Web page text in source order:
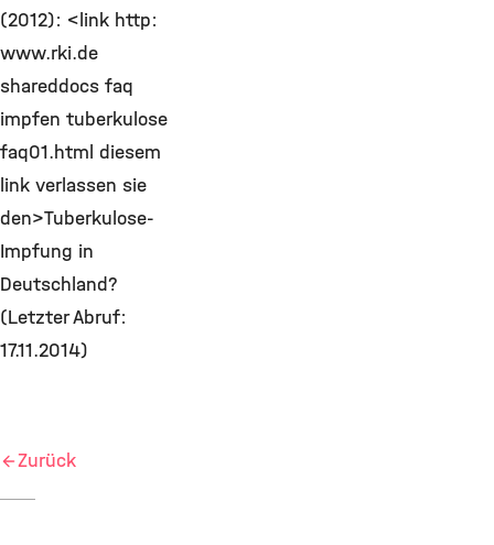
(2012): <link http:
www.rki.de
shareddocs faq
impfen tuberkulose
faq01.html diesem
link verlassen sie
den>Tuberkulose-
Impfung in
Deutschland?
(Letzter Abruf:
17.11.2014)
Zurück